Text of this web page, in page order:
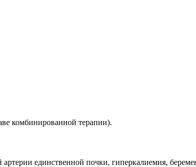
комбинированной терапии).
единственной почки, гиперкалиемия,